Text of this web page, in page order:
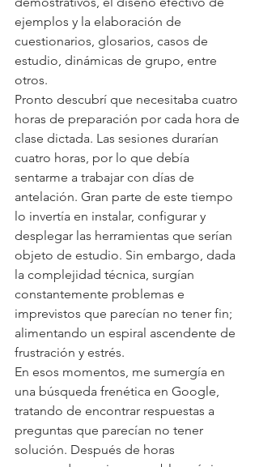
ejemplos y la elaboración de
cuestionarios, glosarios, casos de
estudio, dinámicas de grupo, entre
otros.
Pronto descubrí que necesitaba cuatro
horas de preparación por cada hora de
clase dictada. Las sesiones durarían
cuatro horas, por lo que debía
sentarme a trabajar con días de
antelación. Gran parte de este tiempo
lo invertía en instalar, configurar y
desplegar las herramientas que serían
objeto de estudio. Sin embargo, dada
la complejidad técnica, surgían
constantemente problemas e
imprevistos que parecían no tener fin;
alimentando un espiral ascendente de
frustración y estrés.
En esos momentos, me sumergía en
una búsqueda frenética en Google,
tratando de encontrar respuestas a
preguntas que parecían no tener
solución. Después de horas